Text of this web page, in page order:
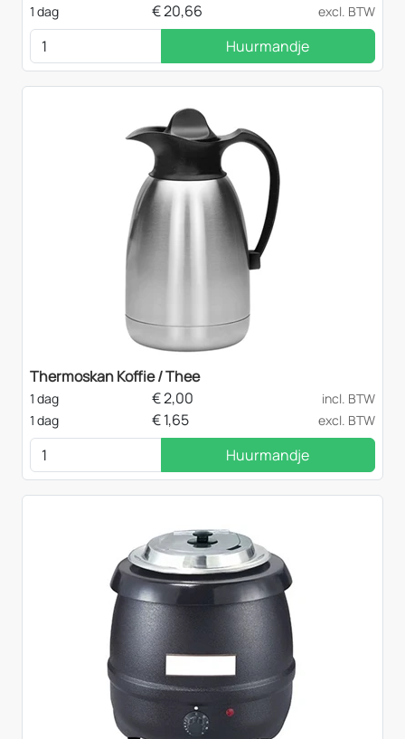
1 dag
€20,66 excl. BTW
Huurmandje
Thermoskan Koffie / Thee
1 dag €2,00
incl. BTW
1 dag
€1,65 excl. BTW
Huurmandje